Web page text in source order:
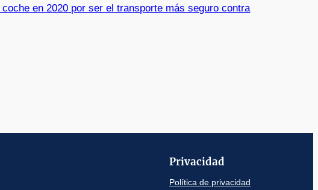
en 2020 por ser el transporte más seguro contra
Privacidad
Política de privacidad